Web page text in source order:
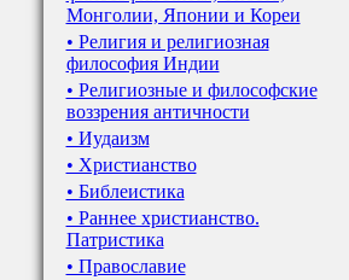
Монголии, Японии и Кореи
• Религия и религиозная
философия Индии
• Религиозные и философские
воззрения античности
• Иудаизм
• Христианство
• Библеистика
• Раннее христианство.
Патристика
• Православие